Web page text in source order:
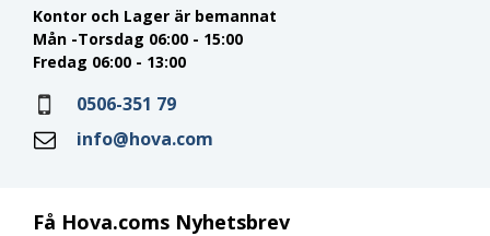
Få Hova.coms Nyhetsbrev
Kontor och Lager är bemannat
Mån -Torsdag 06:00 - 15:00
Fredag 06:00 - 13:00
0506-351 79
info@hova.com